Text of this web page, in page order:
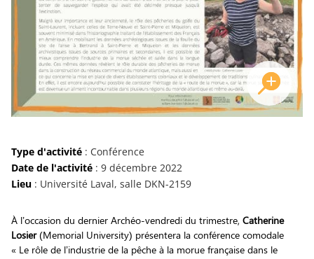
Type d'activité: Conférence
Date de l'activité: 9 décembre 2022
Lieu: Université Laval, salle DKN-2159
À l’occasion du dernier Archéo-vendredi du trimestre, Catherine
Losier(Memorial University) présentera la conférence comodale
« Le rôle de l’industrie de la pêche à la morue française dans le